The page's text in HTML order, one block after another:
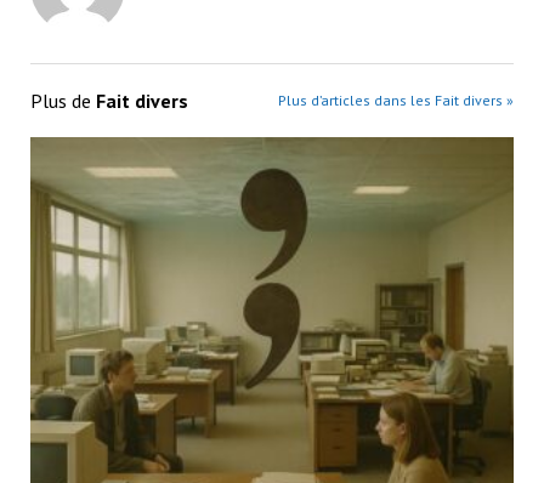
Plus de Fait divers Plus d’articles dans les Fait divers »